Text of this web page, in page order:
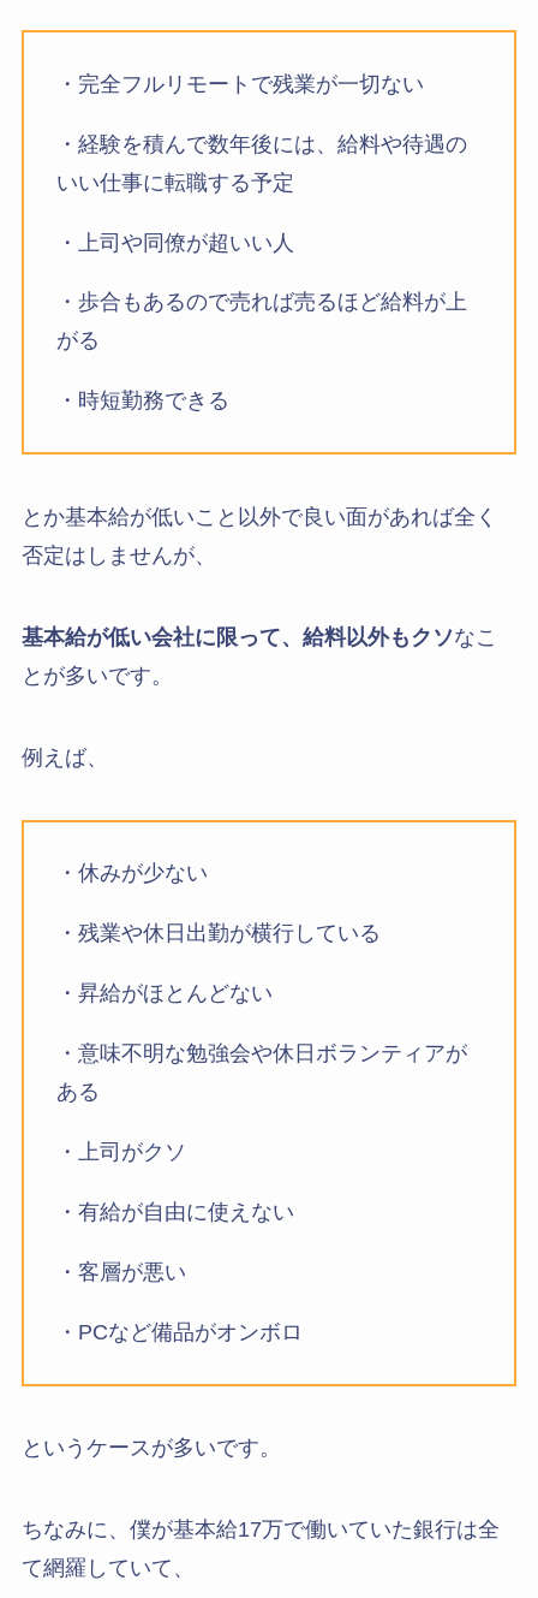
・完全フルリモートで残業が一切ない
・経験を積んで数年後には、給料や待遇の
いい仕事に転職する予定
・上司や同僚が超いい人
・歩合もあるので売れば売るほど給料が上
がる
・時短勤務できる
とか基本給が低いこと以外で良い面があれば全く
否定はしませんが、
基本給が低い会社に限って、給料以外もクソなこ
とが多いです。
例えば、
・休みが少ない
・残業や休日出勤が横行している
・昇給がほとんどない
・意味不明な勉強会や休日ボランティアが
ある
・上司がクソ
・有給が自由に使えない
・客層が悪い
・PCなど備品がオンボロ
というケースが多いです。
ちなみに、僕が基本給17万で働いていた銀行は全
て網羅していて、